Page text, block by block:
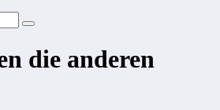
die anderen